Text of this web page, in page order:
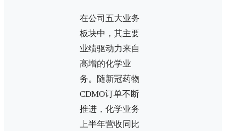
在公司五大业务
板块中，其主要
业绩驱动力来自
高增的化学业
务。随新冠药物
CDMO订单不断
推进，化学业务
上半年营收同比